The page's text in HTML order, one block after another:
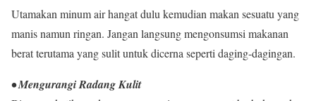
Utamakan minum air hangat dulu kemudian makan sesuatu yang
manis namun ringan. Jangan langsung mengonsumsi makanan
berat terutama yang sulit untuk dicerna seperti daging-dagingan.
• Mengurangi Radang Kulit